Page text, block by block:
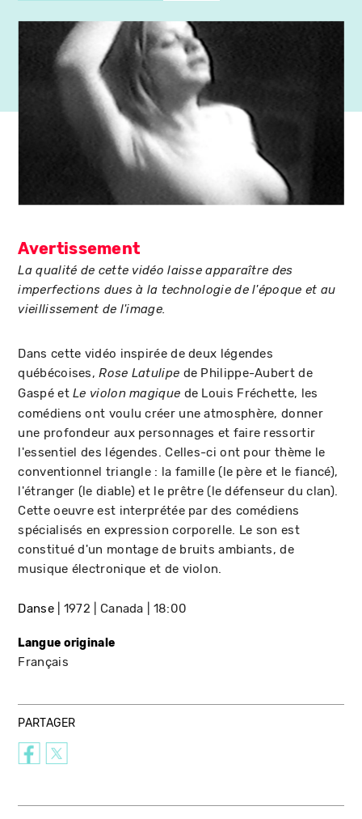
Avertissement
La qualité de cette vidéo laisse apparaître des
imperfections dues à la technologie de l'époque et au
vieillissement de l'image.
Dans cette vidéo inspirée de deux légendes
québécoises,Rose Latulipe de Philippe-Aubert de
Gaspé etLe violon magique de Louis Fréchette, les
comédiens ont voulu créer une atmosphère, donner
une profondeur aux personnages et faire ressortir
l'essentiel des légendes. Celles-ci ont pour thème le
conventionnel triangle : la famille (le père et le fiancé),
l'étranger (le diable) et le prêtre (le défenseur du clan).
Cette oeuvre est interprétée par des comédiens
spécialisés en expression corporelle. Le son est
constitué d'un montage de bruits ambiants, de
musique électronique et de violon.
Danse 1972 Canada 18:00
Langue originale
Français
PARTAGER